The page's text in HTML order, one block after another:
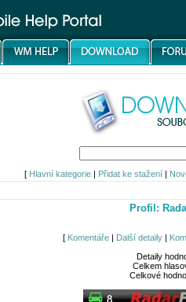
[ Hlavní kategorie| Přidat ke stažení|
Profil:
[ Komentáře| Další detaily|
Detaily
Celkem
Celkové